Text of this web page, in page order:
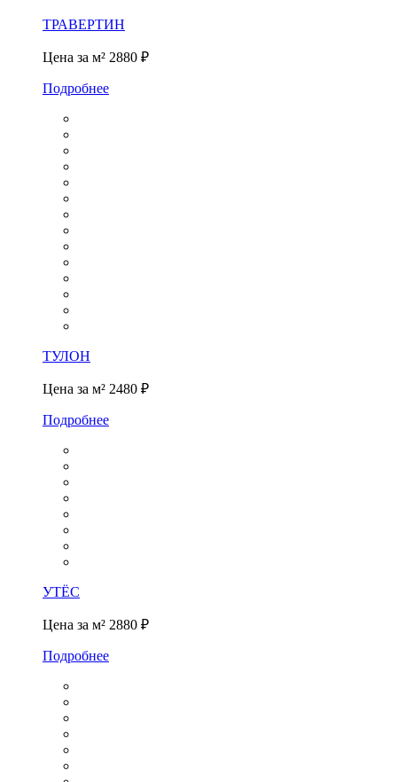
ТРАВЕРТИН
Цена за м² 2880 ₽
Подробнее
ТУЛОН
Цена за м² 2480 ₽
Подробнее
УТЁС
Цена за м² 2880 ₽
Подробнее